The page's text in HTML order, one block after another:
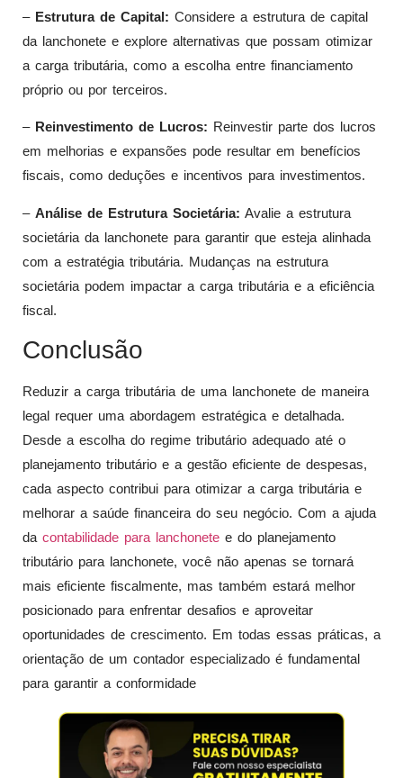
– Estrutura de Capital: Considere a estrutura de capital
da lanchonete e explore alternativas que possam otimizar
a carga tributária, como a escolha entre financiamento
próprio ou por terceiros.
– Reinvestimento de Lucros: Reinvestir parte dos lucros
em melhorias e expansões pode resultar em benefícios
fiscais, como deduções e incentivos para investimentos.
– Análise de Estrutura Societária: Avalie a estrutura
societária da lanchonete para garantir que esteja alinhada
com a estratégia tributária. Mudanças na estrutura
societária podem impactar a carga tributária e a eficiência
fiscal.
Conclusão
Reduzir a carga tributária de uma lanchonete de maneira
legal requer uma abordagem estratégica e detalhada.
Desde a escolha do regime tributário adequado até o
planejamento tributário e a gestão eficiente de despesas,
cada aspecto contribui para otimizar a carga tributária e
melhorar a saúde financeira do seu negócio. Com a ajuda
da contabilidade para lanchonete e do planejamento
tributário para lanchonete, você não apenas se tornará
mais eficiente fiscalmente, mas também estará melhor
posicionado para enfrentar desafios e aproveitar
oportunidades de crescimento. Em todas essas práticas, a
orientação de um contador especializado é fundamental
para garantir a conformidade